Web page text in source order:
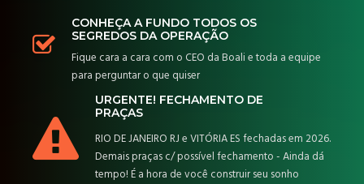
CONHEÇA A FUNDO TODOS OS
SEGREDOS DA OPERAÇÃO
Fique cara a cara com o CEO da Boali e toda a equipe
para perguntar o que quiser
URGENTE! FECHAMENTO DE
PRAÇAS
RIO DE JANEIRO RJ e VITÓRIA ES fechadas em 2026.
Demais praças c/ possível fechamento - Ainda dá
tempo! É a hora de você construir seu sonho